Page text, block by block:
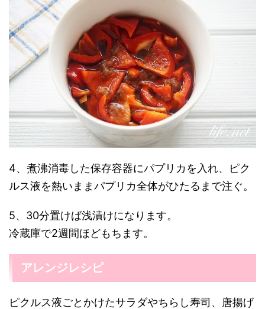
4、煮沸消毒した保存容器にパプリカを入れ、ピク
ルス液を熱いままパプリカ全体がひたるまで注ぐ。
5、30分置けば浅漬けになります。
冷蔵庫で2週間ほどもちます。
アレンジレシピ
ピクルス液ごとかけたサラダやちらし寿司、唐揚げ